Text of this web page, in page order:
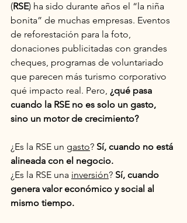
(RSE) ha sido durante años el “la niña
bonita” de muchas empresas. Eventos
de reforestación para la foto,
donaciones publicitadas con grandes
cheques, programas de voluntariado
que parecen más turismo corporativo
qué impacto real. Pero, ¿qué pasa
cuando la RSE no es solo un gasto,
sino un motor de crecimiento?
¿Es la RSE un gasto? Sí, cuando no está
alineada con el negocio.
¿Es la RSE una inversión? Sí, cuando
genera valor económico y social al
mismo tiempo.